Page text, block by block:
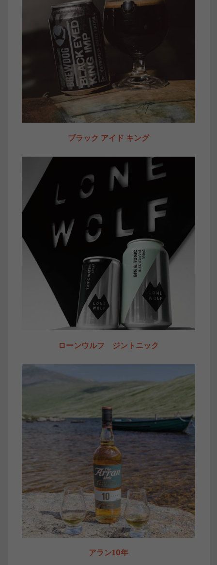
ブラック アイド キング
ローンウルフ ジントニック
アラン10年